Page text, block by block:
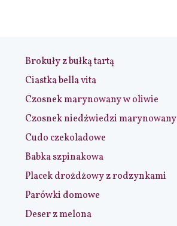
Brokuły z bułką tartą
Ciastka bella vita
Czosnek marynowany w oliwie
Czosnek niedźwiedzi marynowany
Cudo czekoladowe
Babka szpinakowa
Placek drożdżowy z rodzynkami
Parówki domowe
Deser z melona